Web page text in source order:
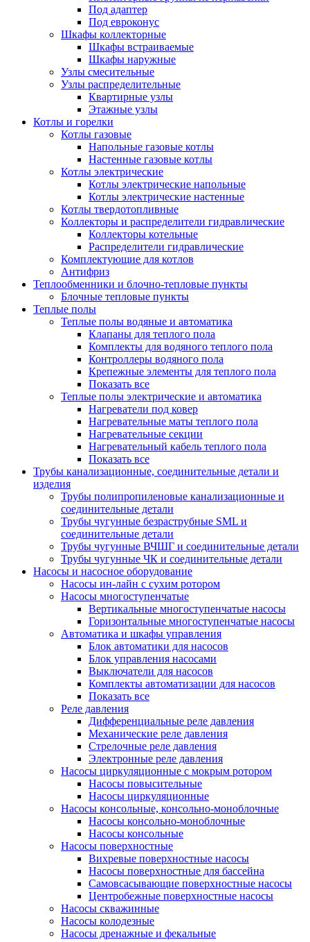
Под адаптер
Под евроконус
Шкафы коллекторные
Шкафы встраиваемые
Шкафы наружные
Узлы смесительные
Узлы распределительные
Квартирные узлы
Этажные узлы
Котлы и горелки
Котлы газовые
Напольные газовые котлы
Настенные газовые котлы
Котлы электрические
Котлы электрические напольные
Котлы электрические настенные
Котлы твердотопливные
Коллекторы и распределители гидравлические
Коллекторы котельные
Распределители гидравлические
Комплектующие для котлов
Антифриз
Теплообменники и блочно-тепловые пункты
Блочные тепловые пункты
Теплые полы
Теплые полы водяные и автоматика
Клапаны для теплого пола
Комплекты для водяного теплого пола
Контроллеры водяного пола
Крепежные элементы для теплого пола
Показать все
Теплые полы электрические и автоматика
Нагреватели под ковер
Нагревательные маты теплого пола
Нагревательные секции
Нагревательный кабель теплого пола
Показать все
Трубы канализационные, соединительные детали и
изделия
Трубы полипропиленовые канализационные и
соединительные детали
Трубы чугунные безраструбные SML и
соединительные детали
Трубы чугунные ВЧШГ и соединительные детали
Трубы чугунные ЧК и соединительные детали
Насосы и насосное оборудование
Насосы ин-лайн с сухим ротором
Насосы многоступенчатые
Вертикальные многоступенчатые насосы
Горизонтальные многоступенчатые насосы
Автоматика и шкафы управления
Блок автоматики для насосов
Блок управления насосами
Выключатели для насосов
Комплекты автоматизации для насосов
Показать все
Реле давления
Дифференциальные реле давления
Механические реле давления
Стрелочные реле давления
Электронные реле давления
Насосы циркуляционные с мокрым ротором
Насосы повысительные
Насосы циркуляционные
Насосы консольные, консольно-моноблочные
Насосы консольно-моноблочные
Насосы консольные
Насосы поверхностные
Вихревые поверхностные насосы
Насосы поверхностные для бассейна
Самовсасывающие поверхностные насосы
Центробежные поверхностные насосы
Насосы скважинные
Насосы колодезные
Насосы дренажные и фекальные